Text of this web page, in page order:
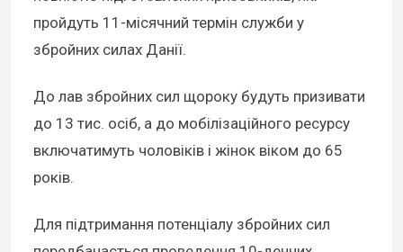
пройдуть 11-місячний термін служби у
збройних силах Данії.
До лав збройних сил щороку будуть призивати
до 13 тис. осіб, а до мобілізаційного ресурсу
включатимуть чоловіків і жінок віком до 65
років.
Для підтримання потенціалу збройних сил